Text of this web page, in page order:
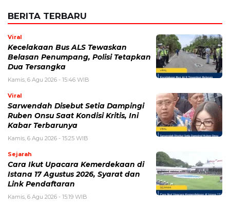
BERITA TERBARU
Viral
Kecelakaan Bus ALS Tewaskan
Belasan Penumpang, Polisi Tetapkan
Dua Tersangka
Kamis, 6 Agu 2026 - 15:46 WIB
Viral
Sarwendah Disebut Setia Dampingi
Ruben Onsu Saat Kondisi Kritis, Ini
Kabar Terbarunya
Kamis, 6 Agu 2026 - 15:25 WIB
Sejarah
Cara Ikut Upacara Kemerdekaan di
Istana 17 Agustus 2026, Syarat dan
Link Pendaftaran
Kamis, 6 Agu 2026 - 15:19 WIB